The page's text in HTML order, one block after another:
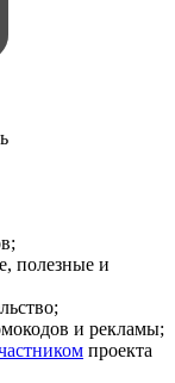
полезные и
и рекламы;
проекта